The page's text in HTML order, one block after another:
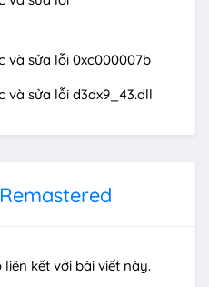
và sửa lỗi 0xc000007b
và sửa lỗi d3dx9_43.dll
kết với bài viết này.